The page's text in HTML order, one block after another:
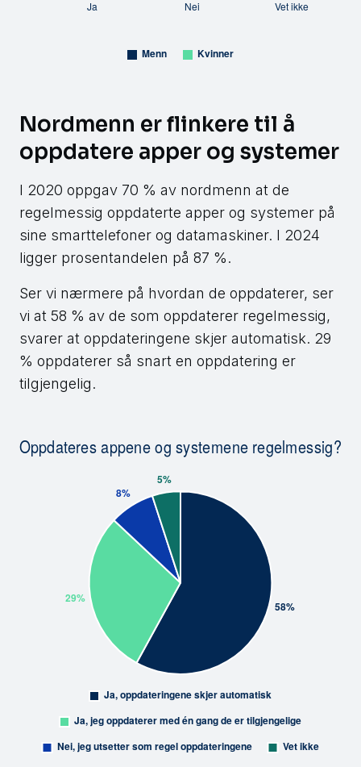
Nordmenn er flinkere til å
oppdatere apper og systemer
I 2020 oppgav 70 % av nordmenn at de
regelmessig oppdaterte apper og systemer på
sine smarttelefoner og datamaskiner. I 2024
ligger prosentandelen på 87 %.
Ser vi nærmere på hvordan de oppdaterer, ser
vi at 58 % av de som oppdaterer regelmessig,
svarer at oppdateringene skjer automatisk. 29
% oppdaterer så snart en oppdatering er
tilgjengelig.